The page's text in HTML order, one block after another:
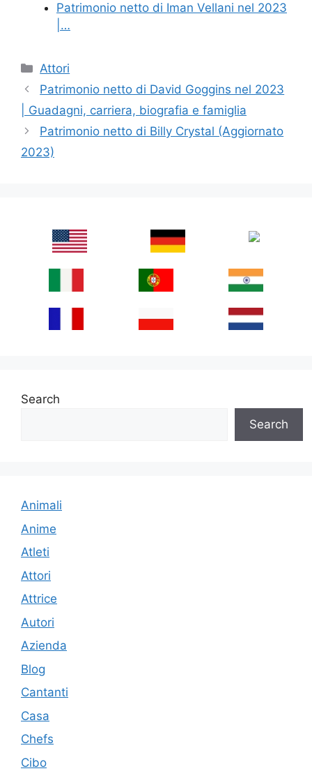
Patrimonio netto di Iman Vellani nel 2023
|…
Categories
Attori
Patrimonio netto di David Goggins nel 2023
| Guadagni, carriera, biografia e famiglia
Patrimonio netto di Billy Crystal (Aggiornato
2023)
Search
Search
Animali
Anime
Atleti
Attori
Attrice
Autori
Azienda
Blog
Cantanti
Casa
Chefs
Cibo